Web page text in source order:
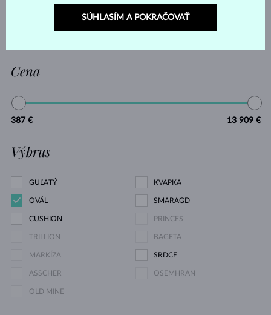
TURMALÍN RUŽOVÝ TURMALÍN ZELENÝ
Cena
387 € 13 909 €
Výbrus
GUĽATÝ KVAPKA
OVÁL SMARAGD
CUSHION PRINCES
TRILLION BAGETA
MARKÍZA SRDCE
ASSCHER OSEMHRAN
OLD MINE
SÚHLASÍM A POKRAČOVAŤ